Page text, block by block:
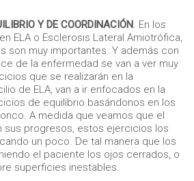
Y DE COORDINACIÓN. En los
ELA o Esclerosis Lateral Amiotrófica,
son muy importantes. Y además con
de la enfermedad se van a ver muy
que se realizarán en la
de ELA, van a ir enfocados en la
de equilibrio basándonos en los
A medida que veamos que el
sus progresos, estos ejercicios los
un poco. De tal manera que los
el paciente los ojos cerrados, o
superficies inestables.